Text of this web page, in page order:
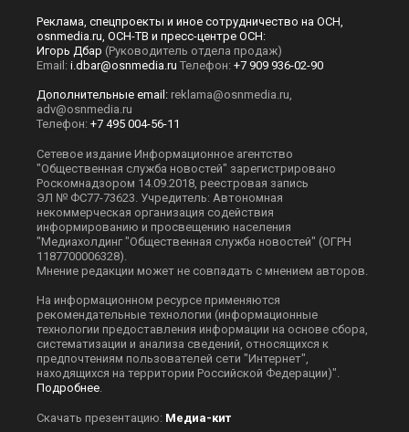
Реклама, спецпроекты и иное сотрудничество на ОСН,
osnmedia.ru, ОСН-ТВ и пресс-центре ОСН:
Игорь Дбар (Руководитель отдела продаж)
Email: i.dbar@osnmedia.ru Телефон: +7 909 936-02-90
Дополнительные email: reklama@osnmedia.ru,
adv@osnmedia.ru
Телефон: +7 495 004-56-11
Сетевое издание Информационное агентство
"Общественная служба новостей" зарегистрировано
Роскомнадзором 14.09.2018, реестровая запись
ЭЛ № ФС77-73623. Учредитель: Автономная
некоммерческая организация содействия
информированию и просвещению населения
"Медиахолдинг "Общественная служба новостей" (ОГРН
1187700006328).
Мнение редакции может не совпадать с мнением авторов.
На информационном ресурсе применяются
рекомендательные технологии (информационные
технологии предоставления информации на основе сбора,
систематизации и анализа сведений, относящихся к
предпочтениям пользователей сети "Интернет",
находящихся на территории Российской Федерации)".
Подробнее.
Скачать презентацию: Медиа-кит